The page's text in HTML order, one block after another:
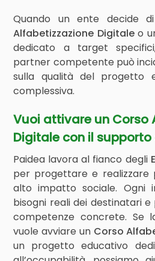
Quando un ente decide
Alfabetizzazione Digitaleo
dedicato a target
partner competente può
sulla qualità del progetto
complessiva.
Vuoi attivare un Corso
Digitale con il supporto
Paidea lavora al fianco degli
per progettare e realizzare
alto impatto sociale. Ogni
bisogni reali dei destinatari
competenze concrete. Se
vuole avviare un Corso
un progetto educativo